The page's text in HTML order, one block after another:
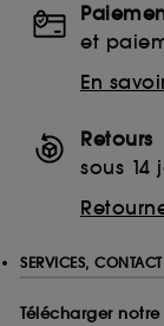
Disodium
Tetrasodium
et
En
Retours
sous 14
SERVICES,
Télécharger